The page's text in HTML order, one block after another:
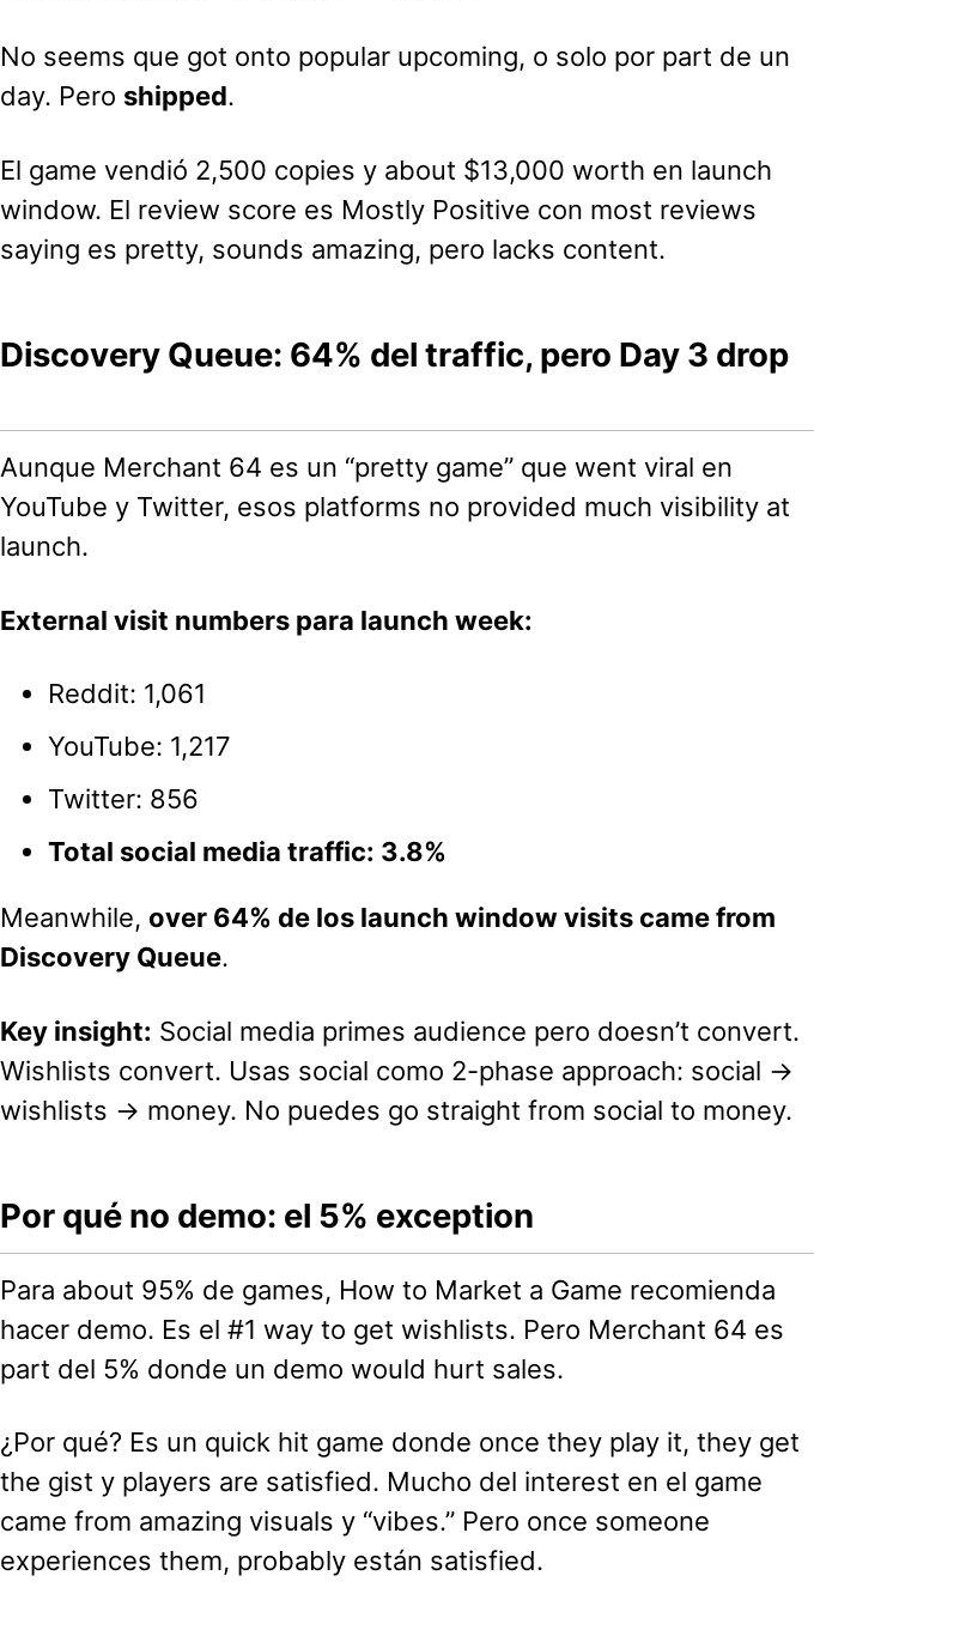
No seems que got onto popular upcoming, o solo por part de un
day. Pero shipped.
El game vendió 2,500 copies y about $13,000 worth en launch
window. El review score es Mostly Positive con most reviews
saying es pretty, sounds amazing, pero lacks content.
Discovery Queue: 64% del traffic, pero Day 3 drop
Aunque Merchant 64 es un “pretty game” que went viral en
YouTube y Twitter, esos platforms no provided much visibility at
launch.
External visit numbers para launch week:
Reddit: 1,061
YouTube: 1,217
Twitter: 856
Total social media traffic: 3.8%
Meanwhile, over 64% de los launch window visits came from
Discovery Queue.
Key insight: Social media primes audience pero doesn’t convert.
Wishlists convert. Usas social como 2-phase approach: social →
wishlists → money. No puedes go straight from social to money.
Por qué no demo: el 5% exception
Para about 95% de games, How to Market a Game recomienda
hacer demo. Es el #1 way to get wishlists. Pero Merchant 64 es
part del 5% donde un demo would hurt sales.
¿Por qué? Es un quick hit game donde once they play it, they get
the gist y players are satisfied. Mucho del interest en el game
came from amazing visuals y “vibes.” Pero once someone
experiences them, probably están satisfied.